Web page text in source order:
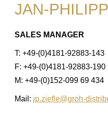
JAN-
SALES MANAGER
T: +49-(0)4181-92883-143
F: +49-(0)4181-92883-190
M: +49-(0)152-099 69 434
Mail: jp.ziefle@groh-